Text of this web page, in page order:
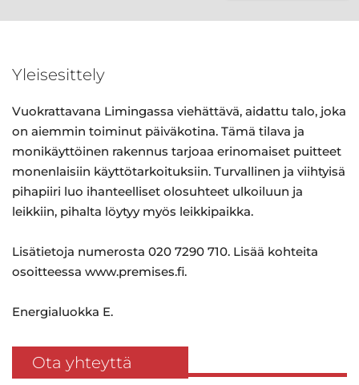
Yleisesittely
Vuokrattavana Limingassa viehättävä, aidattu talo, joka
on aiemmin toiminut päiväkotina. Tämä tilava ja
monikäyttöinen rakennus tarjoaa erinomaiset puitteet
monenlaisiin käyttötarkoituksiin. Turvallinen ja viihtyisä
pihapiiri luo ihanteelliset olosuhteet ulkoiluun ja
leikkiin, pihalta löytyy myös leikkipaikka.
Lisätietoja numerosta 020 7290 710. Lisää kohteita
osoitteessa www.premises.fi.
Energialuokka E.
Ota yhteyttä